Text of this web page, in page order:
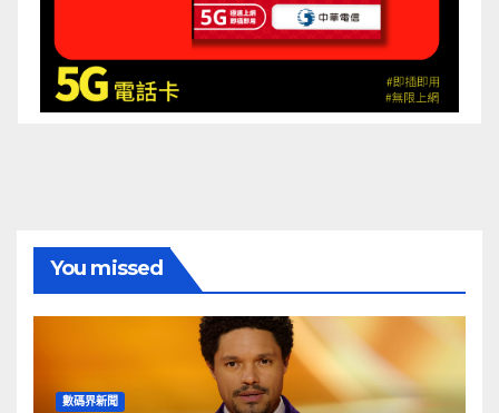
You missed
數碼界新聞